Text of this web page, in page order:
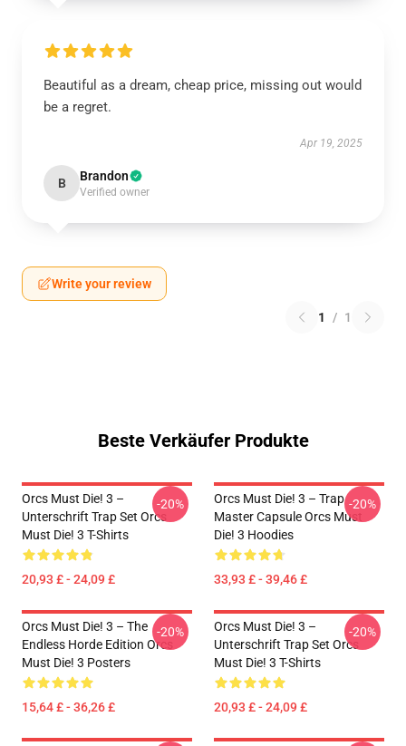
Beautiful as a dream, cheap price, missing out would
be a regret.
Apr 19, 2025
B Brandon
Verified owner
Write your review
1 / 1
Beste Verkäufer Produkte
Orcs Must Die! 3 –
Unterschrift Trap Set Orcs
Must Die! 3 T-Shirts
20,93 £ - 24,09 £
-20%
Orcs Must Die! 3 – Trap
Master Capsule Orcs Must
Die! 3 Hoodies
33,93 £ - 39,46 £
-20%
Orcs Must Die! 3 – The
Endless Horde Edition Orcs
Must Die! 3 Posters
15,64 £ - 36,26 £
-20%
Orcs Must Die! 3 –
Unterschrift Trap Set Orcs
Must Die! 3 T-Shirts
20,93 £ - 24,09 £
-20%